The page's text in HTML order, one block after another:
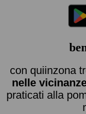
con quiinzona
nelle
praticati alla